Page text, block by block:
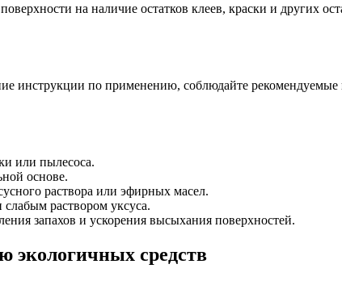
на наличие остатков клеев, краски и других
инструкции по применению, соблюдайте
или пылесоса.
основе.
раствора или эфирных масел.
раствором уксуса.
запахов и ускорения высыхания поверхностей.
экологичных средств